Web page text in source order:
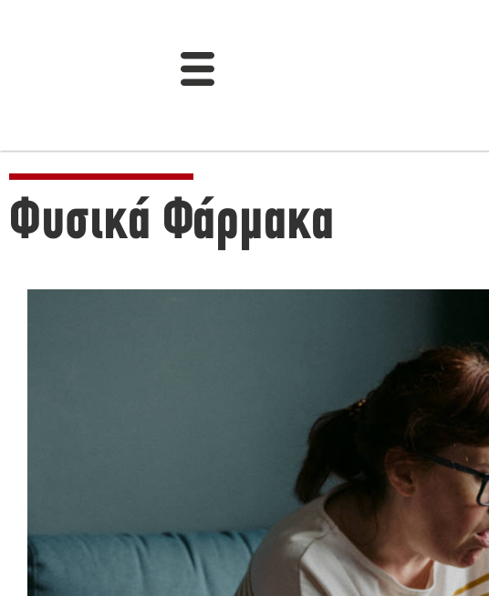
Φυσικά Φάρμακα